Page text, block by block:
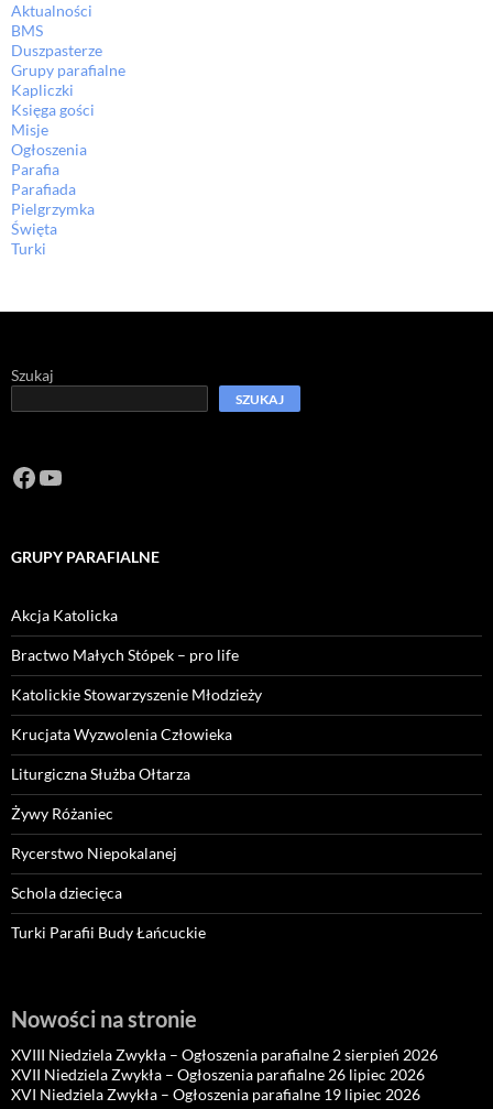
Aktualności
BMS
Duszpasterze
Grupy parafialne
Kapliczki
Księga gości
Misje
Ogłoszenia
Parafia
Parafiada
Pielgrzymka
Święta
Turki
Szukaj
SZUKAJ
Facebook
https://www.youtube.com/channel/
GRUPY PARAFIALNE
Akcja Katolicka
Bractwo Małych Stópek – pro life
Katolickie Stowarzyszenie Młodzieży
Krucjata Wyzwolenia Człowieka
Liturgiczna Służba Ołtarza
Żywy Różaniec
Rycerstwo Niepokalanej
Schola dziecięca
Turki Parafii Budy Łańcuckie
Nowości na stronie
XVIII Niedziela Zwykła – Ogłoszenia parafialne 2 sierpień 2026
XVII Niedziela Zwykła – Ogłoszenia parafialne 26 lipiec 2026
XVI Niedziela Zwykła – Ogłoszenia parafialne 19 lipiec 2026